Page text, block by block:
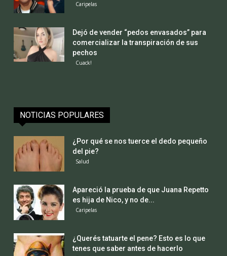
Caripelas
Dejó de vender “pedos envasados” para
comercializar la transpiración de sus
pechos
Cuack!
NOTICIAS POPULARES
¿Por qué se nos tuerce el dedo pequeño
del pie?
Salud
Apareció la prueba de que Juana Repetto
es hija de Nico, y no de...
Caripelas
¿Querés tatuarte el pene? Esto es lo que
tenes que saber antes de hacerlo